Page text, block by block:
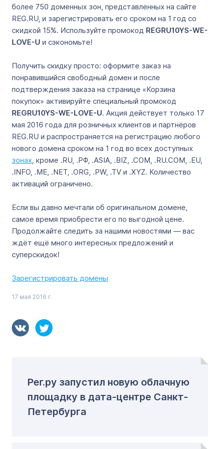
более 750 доменных зон, представленных на сайте
REG.RU, и зарегистрировать его сроком на 1 год со
скидкой 15%. Используйте промокод REGRU10YS-WE-
LOVE-U и сэкономьте!
Получить скидку просто: оформите заказ на
понравившийся свободный домен и после
подтверждения заказа на странице «Корзина
покупок» активируйте специальный промокод
REGRU10YS-WE-LOVE-U. Акция действует только 17
мая 2016 года для розничных клиентов и партнёров
REG.RU и распространяется на регистрацию любого
нового домена сроком на 1 год во всех доступных
зонах, кроме .RU, .РФ, .ASIA, .BIZ, .COM, .RU.COM, .EU,
.INFO, .ME, .NET, .ORG, .PW, .TV и .XYZ. Количество
активаций ограничено.
Если вы давно мечтали об оригинальном домене,
самое время приобрести его по выгодной цене.
Продолжайте следить за нашими новостями — вас
ждёт ещё много интересных предложений и
суперскидок!
Зарегистрировать домены
17 мая 2016 г.
Рег.ру запустил новую облачную
площадку в дата-центре Санкт-
Петербурга